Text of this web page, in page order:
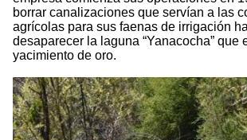
borrar canalizaciones que servían a las
agrícolas para sus faenas de irrigación
desaparecer la laguna “Yanacocha” que
yacimiento de oro.